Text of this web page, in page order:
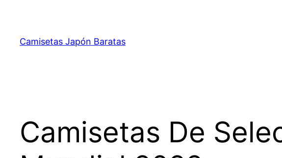
contenido
Camisetas Japón Baratas
Camisetas De